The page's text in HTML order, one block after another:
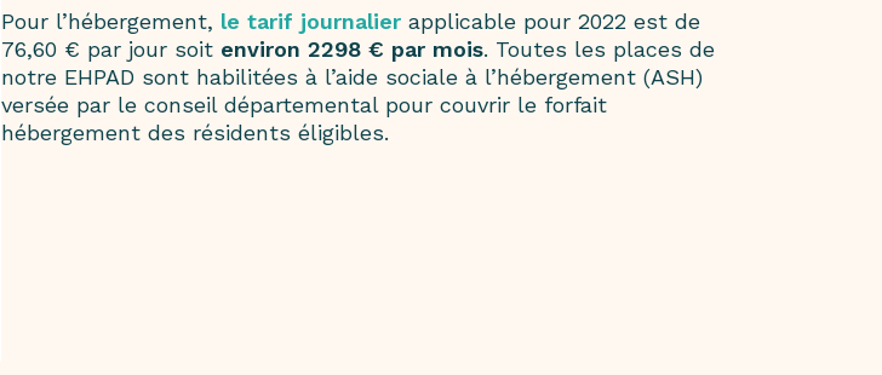
Pour l’hébergement, le tarif journalier applicable pour 2022 est de
76,60 € par jour soit environ 2298 € par mois. Toutes les places de
notre EHPAD sont habilitées à l’aide sociale à l’hébergement (ASH)
versée par le conseil départemental pour couvrir le forfait
hébergement des résidents éligibles.